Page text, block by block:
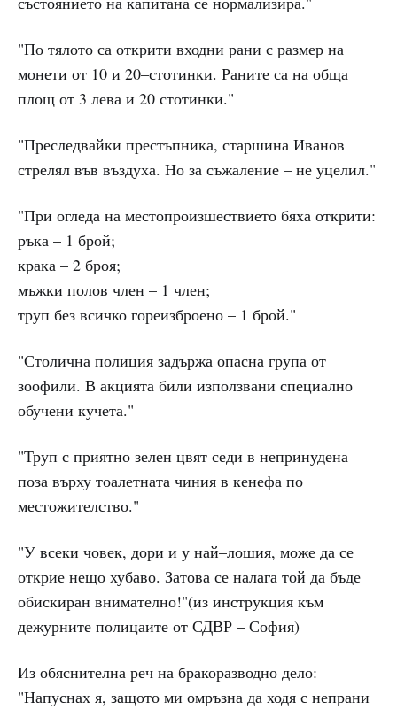
"По тялото са открити входни рани с размер на
монети от 10 и 20–стотинки. Раните са на обща
площ от 3 лева и 20 стотинки."
"Преследвайки престъпника, старшина Иванов
стрелял във въздуха. Но за съжаление – не уцелил."
"При огледа на местопроизшествието бяха открити:
ръка – 1 брой;
крака – 2 броя;
мъжки полов член – 1 член;
труп без всичко гореизброено – 1 брой."
"Столична полиция задържа опасна група от
зоофили. В акцията били използвани специално
обучени кучета."
"Труп с приятно зелен цвят седи в непринудена
поза върху тоалетната чиния в кенефа по
местожителство."
"У всеки човек, дори и у най–лошия, може да се
открие нещо хубаво. Затова се налага той да бъде
обискиран внимателно!"(из инструкция към
дежурните полицаите от СДВР – София)
Из обяснителна реч на бракоразводно дело:
"Напуснах я, защото ми омръзна да ходя с непрани